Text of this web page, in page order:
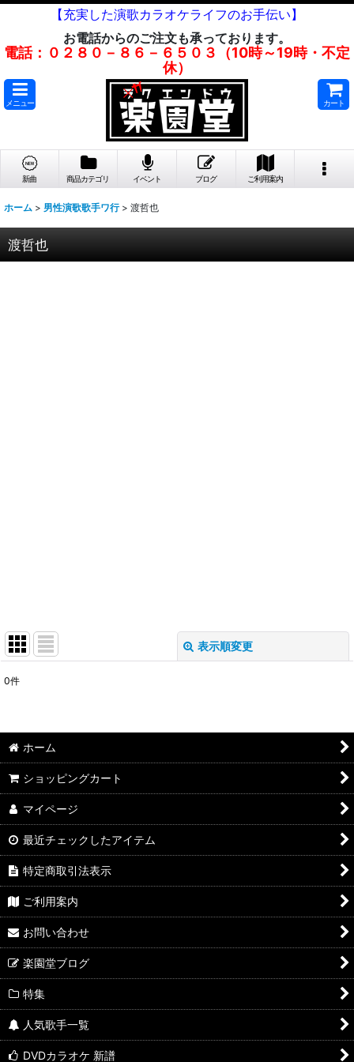
【充実した演歌カラオケライフのお手伝い】
お電話からのご注文も承っております。
電話：０２８０－８６－６５０３（10時～19時・不定
休）
メニュー カート
新曲 商品カテゴリ イベント ブログ ご利用案内
ホーム > 男性演歌歌手ワ行 > 渡哲也
渡哲也
表示順変更
並び順:
0件
ホーム
ショッピングカート
マイページ
最近チェックしたアイテム
特定商取引法表示
ご利用案内
お問い合わせ
楽園堂ブログ
特集
人気歌手一覧
DVDカラオケ 新譜